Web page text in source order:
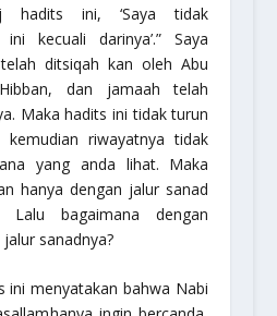
hadits ini, ‘Saya tidak
kecuali darinya’.” Saya
ditsiqah kan oleh Abu
dan jamaah telah
Maka hadits ini tidak turun
riwayatnya tidak
yang anda lihat. Maka
hanya dengan jalur sanad
bagaimana dengan
sanadnya?
ini menyatakan bahwa Nabi